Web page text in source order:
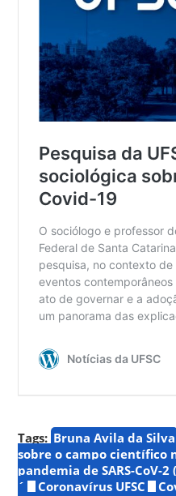
Tags: Bruna Avila da Silva
sobre o campo científico
pandemia de SARS-CoV-
´
Coronavírus UFSC